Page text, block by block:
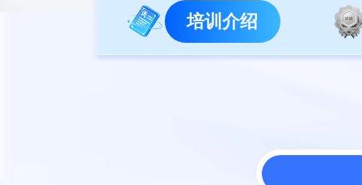
培训介绍